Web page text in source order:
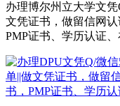
办理博尔州立大学文凭
文凭证书，做留信网认
PMP证书、学历认证、